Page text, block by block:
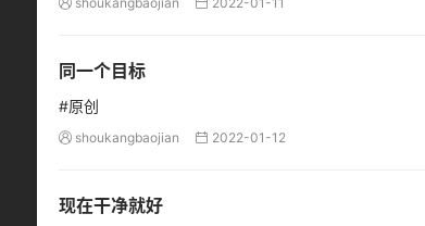
同一个目标
#原创
 shoukangbaojian  2022-01-12
现在干净就好